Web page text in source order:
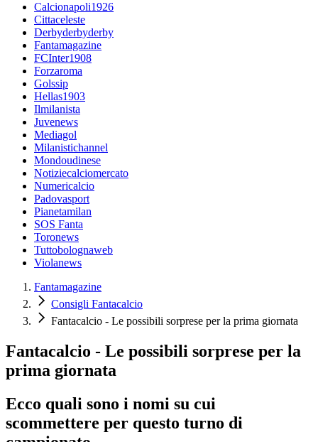
Calcionapoli1926
Cittaceleste
Derbyderbyderby
Fantamagazine
FCInter1908
Forzaroma
Golssip
Hellas1903
Ilmilanista
Juvenews
Mediagol
Milanistichannel
Mondoudinese
Notiziecalciomercato
Numericalcio
Padovasport
Pianetamilan
SOS Fanta
Toronews
Tuttobolognaweb
Violanews
Fantamagazine
Consigli Fantacalcio
Fantacalcio - Le possibili sorprese per la prima giornata
Fantacalcio - Le possibili sorprese per la
prima giornata
Ecco quali sono i nomi su cui
scommettere per questo turno di